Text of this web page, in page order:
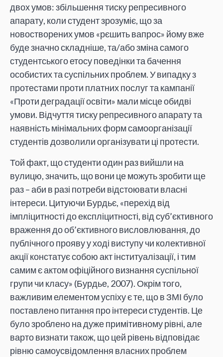
двох умов: збільшення тиску репресивного
апарату, коли студент зрозуміє, що за
новостворених умов «рєшить вапрос» йому вже
буде значно складніше, та/або зміна самого
студентського етосу поведінки та бачення
особистих та суспільних проблем. У випадку з
протестами проти платних послуг та кампанії
«Проти деградації освіти» мали місце обидві
умови. Відчуття тиску репресивного апарату та
наявність мінімальних форм самоорганізації
студентів дозволили організувати ці протести.
Той факт, що студенти один раз вийшли на
вулицю, значить, що вони це можуть зробити ще
раз – аби в разі потреби відстоювати власні
інтереси. Цитуючи Бурдьє, «перехід від
імпліцитності до експліцитності, від суб’єктивного
враження до об’єктивного висловлювання, до
публічного прояву у ході виступу чи колективної
акції констатує собою акт інституалізації, і тим
самим є актом офіційного визнання суспільної
групи чи класу» (Бурдье, 2007). Окрім того,
важливим елементом успіху є те, що в ЗМІ було
поставлено питання про інтереси студентів. Це
було зроблено на дуже примітивному рівні, але
варто визнати також, що цей рівень відповідає
рівню самоусвідомлення власних проблем